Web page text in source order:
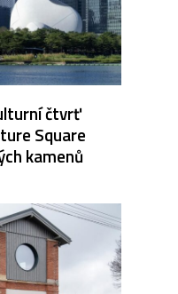
čtvrť
Square
kamenů